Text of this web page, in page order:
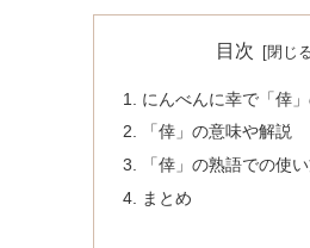
目次
にんべんに幸で「倖
「倖」の意味や解説
「倖」の熟語での使
まとめ